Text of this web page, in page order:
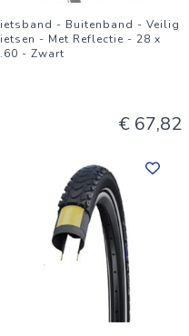
- Buitenband - Veilig
- Met Reflectie - 28 x
- Zwart
€ 67,82